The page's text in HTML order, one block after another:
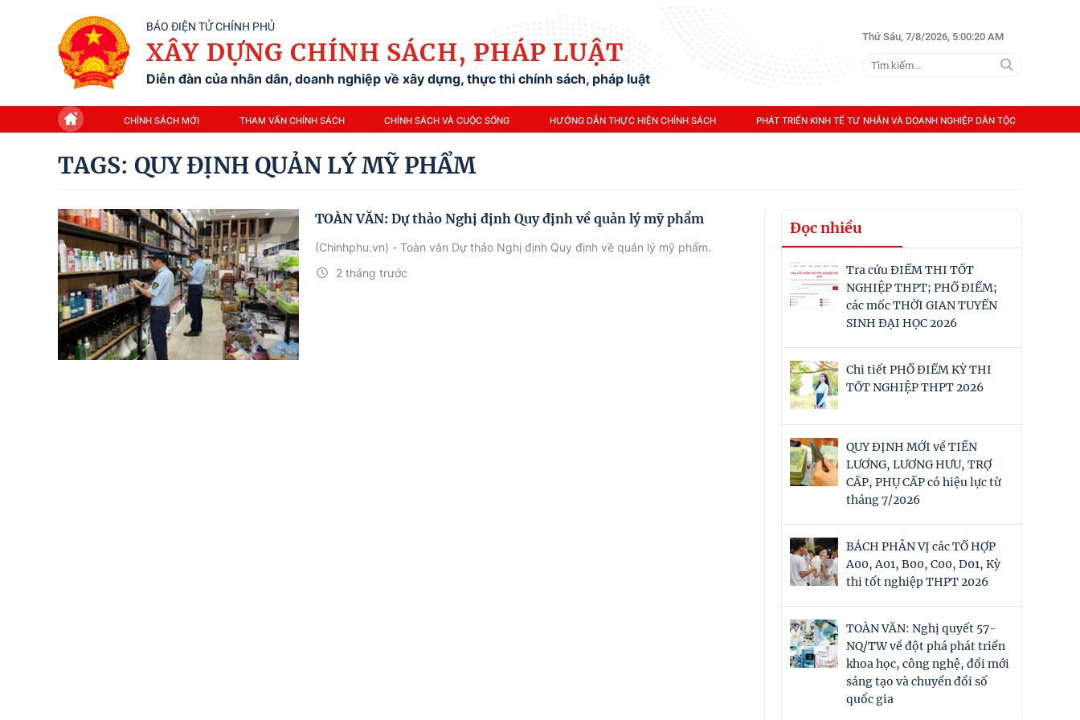
BÁO ĐIỆN TỬ CHÍNH PHỦ
XÂY DỰNG CHÍNH SÁCH, PHÁP LUẬT
Diễn đàn của nhân dân, doanh nghiệp về xây dựng, thực thi chính sách, pháp luật
Thứ Sáu, 7/8/2026, 5:00:20 AM
CHÍNH SÁCH MỚI THAM VẤN CHÍNH SÁCH CHÍNH SÁCH VÀ CUỘC SỐNG HƯỚNG DẪN THỰC HIỆN CHÍNH SÁCH PHÁT TRIỂN KINH TẾ TƯ NHÂN VÀ DOANH NGHIỆP DÂN TỘC
TAGS: QUY ĐỊNH QUẢN LÝ MỸ PHẨM
TOÀN VĂN: Dự thảo Nghị định Quy định về quản lý mỹ phẩm
2 tháng trước
(Chinhphu.vn) - Toàn văn Dự thảo Nghị định Quy định về quản lý mỹ phẩm.
Đọc nhiều
Tra cứu ĐIỂM THI TỐT
NGHIỆP THPT; PHỔ ĐIỂM;
các mốc THỜI GIAN TUYỂN
SINH ĐẠI HỌC 2026
Chi tiết PHỔ ĐIỂM KỲ THI
TỐT NGHIỆP THPT 2026
QUY ĐỊNH MỚI về TIỀN
LƯƠNG, LƯƠNG HƯU, TRỢ
CẤP, PHỤ CẤP có hiệu lực từ
tháng 7/2026
BÁCH PHÂN VỊ các TỔ HỢP
A00, A01, B00, C00, D01, Kỳ
thi tốt nghiệp THPT 2026
TOÀN VĂN: Nghị quyết 57-
NQ/TW về đột phá phát triển
khoa học, công nghệ, đổi mới
sáng tạo và chuyển đổi số
quốc gia